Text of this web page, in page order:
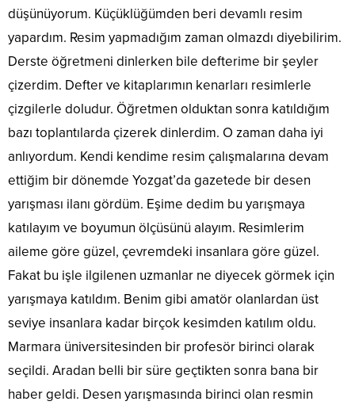
düşünüyorum. Küçüklüğümden beri devamlı resim
yapardım. Resim yapmadığım zaman olmazdı diyebilirim.
Derste öğretmeni dinlerken bile defterime bir şeyler
çizerdim. Defter ve kitaplarımın kenarları resimlerle
çizgilerle doludur. Öğretmen olduktan sonra katıldığım
bazı toplantılarda çizerek dinlerdim. O zaman daha iyi
anlıyordum. Kendi kendime resim çalışmalarına devam
ettiğim bir dönemde Yozgat’da gazetede bir desen
yarışması ilanı gördüm. Eşime dedim bu yarışmaya
katılayım ve boyumun ölçüsünü alayım. Resimlerim
aileme göre güzel, çevremdeki insanlara göre güzel.
Fakat bu işle ilgilenen uzmanlar ne diyecek görmek için
yarışmaya katıldım. Benim gibi amatör olanlardan üst
seviye insanlara kadar birçok kesimden katılım oldu.
Marmara üniversitesinden bir profesör birinci olarak
seçildi. Aradan belli bir süre geçtikten sonra bana bir
haber geldi. Desen yarışmasında birinci olan resmin